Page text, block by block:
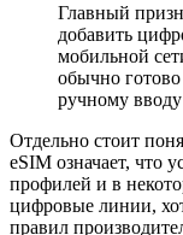
Главный
добавить
мобильной
обычно
ручному
Отдельно стоит
eSIM означает, что
профилей и в
цифровые линии,
правил